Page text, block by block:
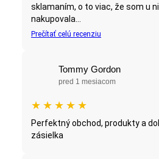
sklamaním, o to viac, že som u
nakupovala...
Prečítať celú recenziu
Tommy Gordon
pred 1 mesiacom
★ ★ ★ ★ ★
Perfektný obchod, produkty a
zásielka